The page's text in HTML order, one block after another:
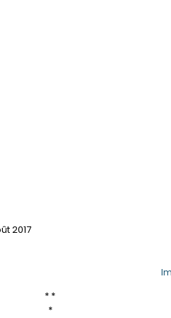
2017
* *
*